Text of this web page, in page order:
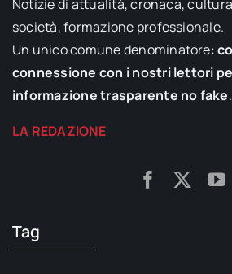
Notizie di attualità, cronaca,
società, formazione professionale.
Un unico comune denominatore:
connessione con i nostri lettori
informazione trasparente no fake.
LA REDAZIONE
Tag